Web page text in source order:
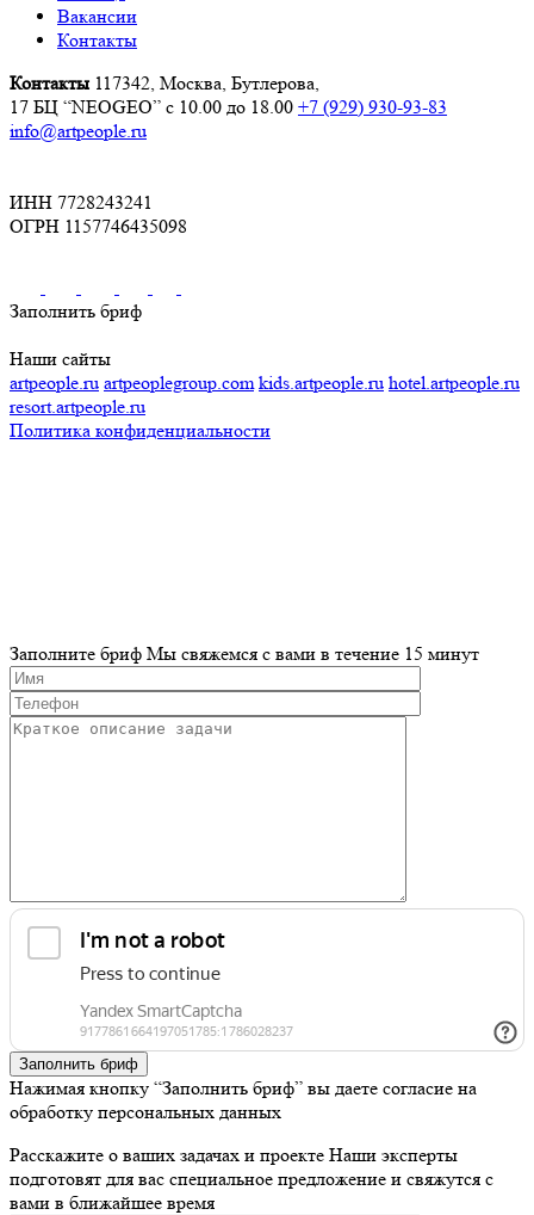
Вакансии
Контакты
Контакты 117342, Москва, Бутлерова,
17 БЦ “NEOGEO” с 10.00 до 18.00 +7 (929) 930-93-83
info@artpeople.ru
ИНН 7728243241
ОГРН 1157746435098
Заполнить бриф
Наши сайты
artpeople.ru artpeoplegroup.com kids.artpeople.ru hotel.artpeople.ru
resort.artpeople.ru
Политика конфиденциальности
Заполните бриф Мы свяжемся с вами в течение 15 минут
Заполнить бриф
Нажимая кнопку “Заполнить бриф” вы даете согласие на
обработку персональных данных
Расскажите о ваших задачах и проекте Наши эксперты
подготовят для вас специальное предложение и свяжутся с
вами в ближайшее время